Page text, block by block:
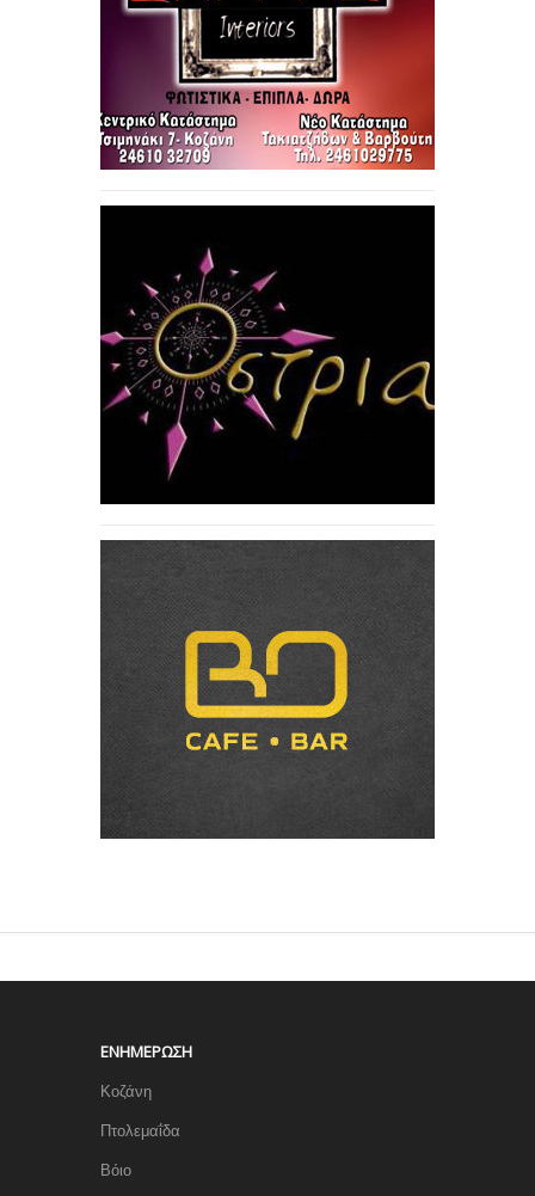
ΕΝΗΜΈΡΩΣΗ
Κοζάνη
Πτολεμαΐδα
Βόιο